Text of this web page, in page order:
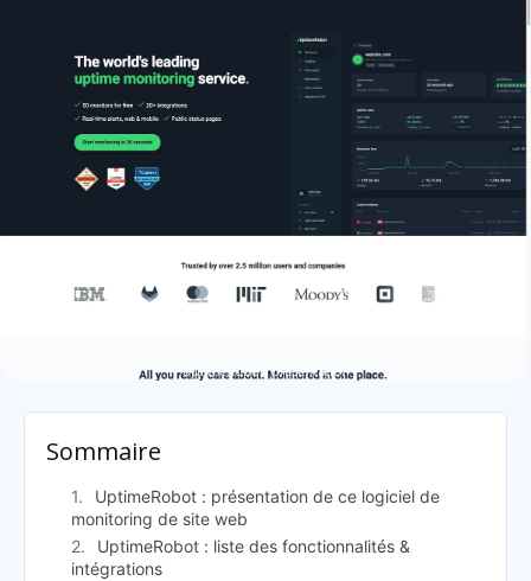
UptimeRobot: présentation
Sommaire
UptimeRobot : présentation de ce logiciel de
monitoring de site web
UptimeRobot : liste des fonctionnalités &
intégrations